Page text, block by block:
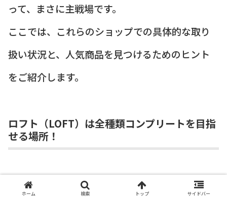
って、まさに主戦場です。
ここでは、これらのショップでの具体的な取り
扱い状況と、人気商品を見つけるためのヒント
をご紹介します。
ロフト（LOFT）は全種類コンプリートを目指
せる場所！
ロフトは、 ロージーローザ製品の品揃えが最も
ホーム 検索 トップ サイドバー